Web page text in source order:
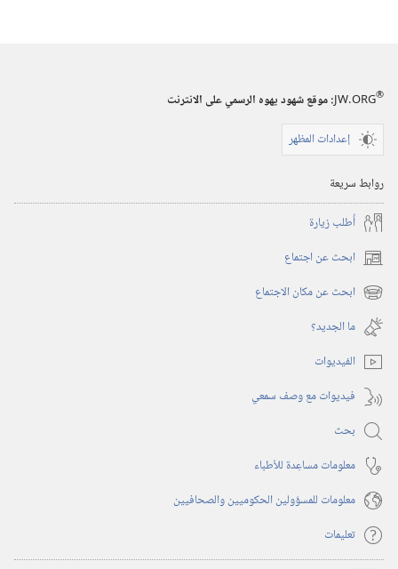
JW.ORG®
:‏ موقع شهود يهوه الرسمي على الانترنت
إعدادات المظهر
روابط سريعة
أُطلب زيارة
ابحث عن اجتماع (يفتح
نافذة
جديدة)
ابحث عن مكان الاجتماع (يفتح
نافذة
جديدة)
ما الجديد؟‏
الفيديوات
فيديوات مع وصف سمعي
بحث
معلومات مساعِدة للأطباء
معلومات للمسؤولين الحكوميين والصحافيين
تعليمات